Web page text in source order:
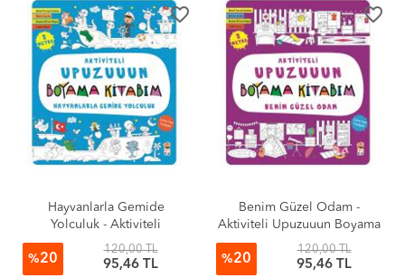
favorite_border
Hayvanlarla Gemide
Yolculuk - Aktiviteli
Upuzuuun Boyama Kitabım
%20
120,00 TL
95,46 TL
favorite_border
Benim Güzel Odam -
Aktiviteli Upuzuuun Boyama
Kitabım
%20
120,00 TL
95,46 TL